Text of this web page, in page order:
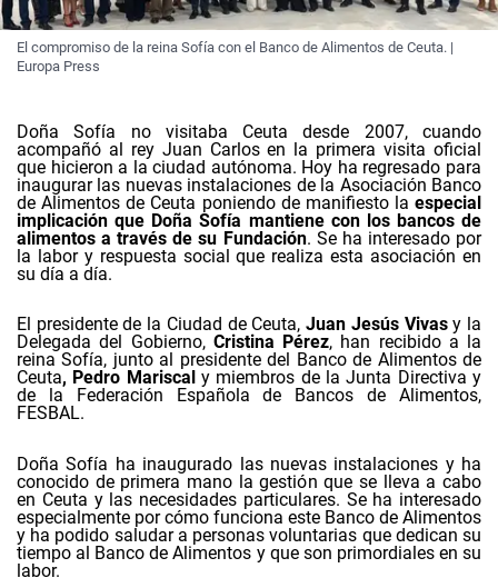
El compromiso de la reina Sofía con el Banco de Alimentos de Ceuta. |
Europa Press
Doña Sofía no visitaba Ceuta desde 2007, cuando
acompañó al rey Juan Carlos en la primera visita oficial
que hicieron a la ciudad autónoma. Hoy ha regresado para
inaugurar las nuevas instalaciones de la Asociación Banco
de Alimentos de Ceuta poniendo de manifiesto la especial
implicación que Doña Sofía mantiene con los bancos de
alimentos a través de su Fundación. Se ha interesado por
la labor y respuesta social que realiza esta asociación en
su día a día.
El presidente de la Ciudad de Ceuta,Juan Jesús Vivasy la
Delegada del Gobierno, Cristina Pérez, han recibido a la
reina Sofía, junto al presidente del Banco de Alimentos de
Ceuta, Pedro Mariscal y miembros de la Junta Directiva y
de la Federación Española de Bancos de Alimentos,
FESBAL.
Doña Sofía ha inaugurado las nuevas instalaciones y ha
conocido de primera mano la gestión que se lleva a cabo
en Ceuta y las necesidades particulares. Se ha interesado
especialmente por cómo funciona este Banco de Alimentos
y ha podido saludar a personas voluntarias que dedican su
tiempo al Banco de Alimentos y que son primordiales en su
labor.